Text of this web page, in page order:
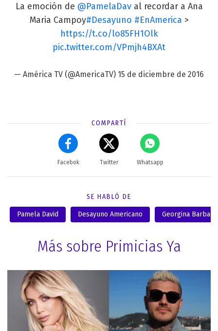
La emoción de @PamelaDaval recordar a Ana
Maria Campoy#Desayuno #EnAmerica >
https://t.co/lo85FH1Olk
pic.twitter.com/VPmjh4BXAt
— América TV (@AmericaTV) 15 de diciembre de 2016
COMPARTÍ
Facebok Twitter Whatsapp
SE HABLÓ DE
Pamela David Desayuno Americano Georgina
Más sobre Primicias Ya